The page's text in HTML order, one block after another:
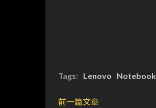
Tags: Lenovo Notebook
前一篇文章